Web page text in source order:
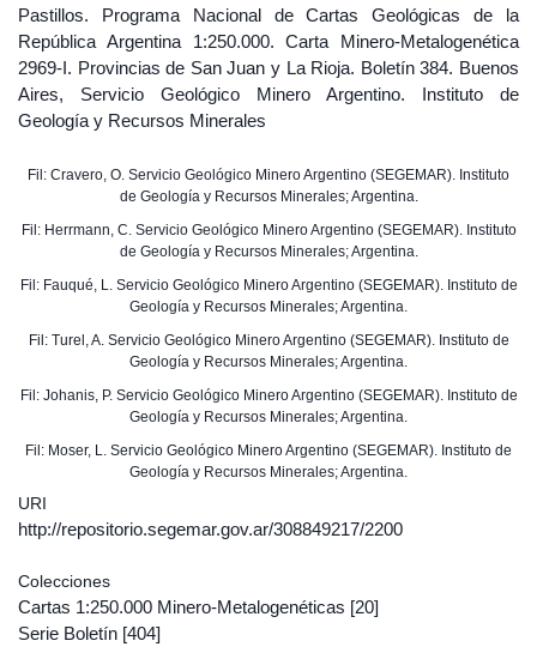
Pastillos. Programa Nacional de Cartas Geológicas de la
República Argentina 1:250.000. Carta Minero-Metalogenética
2969-I. Provincias de San Juan y La Rioja. Boletín 384. Buenos
Aires, Servicio Geológico Minero Argentino. Instituto de
Geología y Recursos Minerales
Fil: Cravero, O. Servicio Geológico Minero Argentino (SEGEMAR). Instituto
de Geología y Recursos Minerales; Argentina.
Fil: Herrmann, C. Servicio Geológico Minero Argentino (SEGEMAR). Instituto
de Geología y Recursos Minerales; Argentina.
Fil: Fauqué, L. Servicio Geológico Minero Argentino (SEGEMAR). Instituto de
Geología y Recursos Minerales; Argentina.
Fil: Turel, A. Servicio Geológico Minero Argentino (SEGEMAR). Instituto de
Geología y Recursos Minerales; Argentina.
Fil: Johanis, P. Servicio Geológico Minero Argentino (SEGEMAR). Instituto de
Geología y Recursos Minerales; Argentina.
Fil: Moser, L. Servicio Geológico Minero Argentino (SEGEMAR). Instituto de
Geología y Recursos Minerales; Argentina.
URI
http://repositorio.segemar.gov.ar/308849217/2200
Colecciones
Cartas 1:250.000 Minero-Metalogenéticas [20]
Serie Boletín [404]